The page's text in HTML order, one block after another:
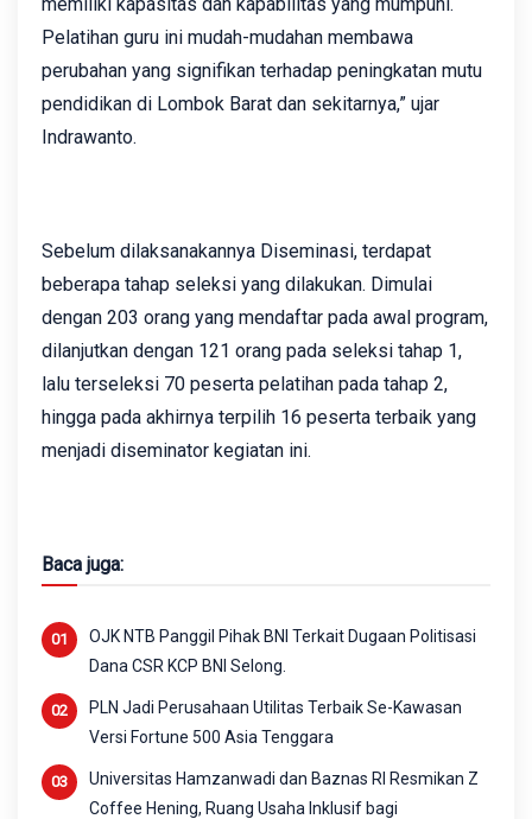
Pelatihan guru ini mudah-mudahan membawa
perubahan yang signifikan terhadap peningkatan mutu
pendidikan di Lombok Barat dan sekitarnya,” ujar
Indrawanto.
Sebelum dilaksanakannya Diseminasi, terdapat
beberapa tahap seleksi yang dilakukan. Dimulai
dengan 203 orang yang mendaftar pada awal program,
dilanjutkan dengan 121 orang pada seleksi tahap 1,
lalu terseleksi 70 peserta pelatihan pada tahap 2,
hingga pada akhirnya terpilih 16 peserta terbaik yang
menjadi diseminator kegiatan ini.
Baca juga:
OJK NTB Panggil Pihak BNI Terkait Dugaan Politisasi
Dana CSR KCP BNI Selong.
PLN Jadi Perusahaan Utilitas Terbaik Se-Kawasan
Versi Fortune 500 Asia Tenggara
Universitas Hamzanwadi dan Baznas RI Resmikan Z
Coffee Hening, Ruang Usaha Inklusif bagi